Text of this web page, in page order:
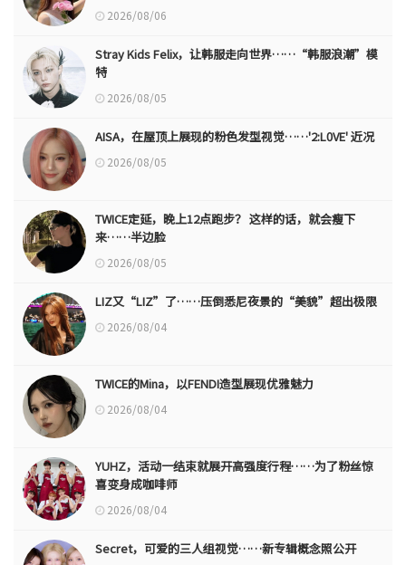
2026/08/06
Stray Kids Felix，让韩服走向世界……“韩服浪潮”模
特
2026/08/05
AISA，在屋顶上展现的粉色发型视觉……'2:L0VE' 近况
2026/08/05
TWICE定延，晚上12点跑步？ 这样的话，就会瘦下
来……半边脸
2026/08/05
LIZ又“LIZ”了……压倒悉尼夜景的“美貌”超出极限
2026/08/04
TWICE的Mina，以FENDI造型展现优雅魅力
2026/08/04
YUHZ，活动一结束就展开高强度行程……为了粉丝惊
喜变身成咖啡师
2026/08/04
Secret，可爱的三人组视觉……新专辑概念照公开